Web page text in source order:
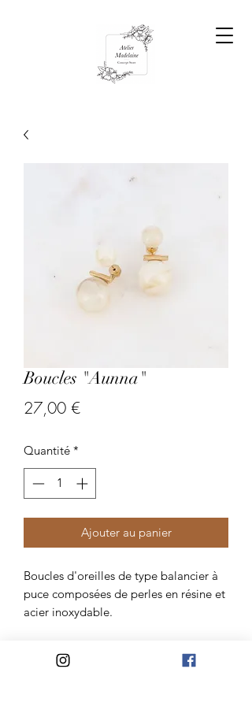
Boucles "Aunna"
27,00 €Prix
Quantité *
Ajouter au panier
Boucles d'oreilles de type balancier à
puce composées de perles en résine et
acier inoxydable.